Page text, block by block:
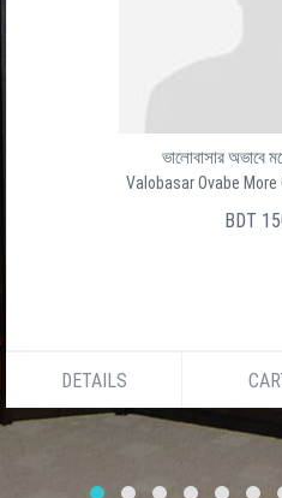
ভালোবাসার অভাবে
Valobasar Ovabe
BDT
DETAILS